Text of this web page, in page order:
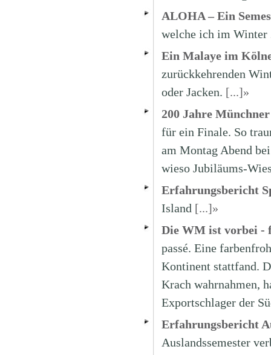
ALOHA – Ein
welche ich im Winter
Ein Malaye im
zurückkehrenden
oder Jacken. [...]»
200 Jahre
für ein Finale. So
am Montag Abend
wieso Jubiläums-
Erfahrungsbericht
Island [...]»
Die WM ist vorbei -
passé. Eine
Kontinent stattfand.
Krach wahrnahmen,
Exportschlager der
Erfahrungsbericht
Auslandssemester